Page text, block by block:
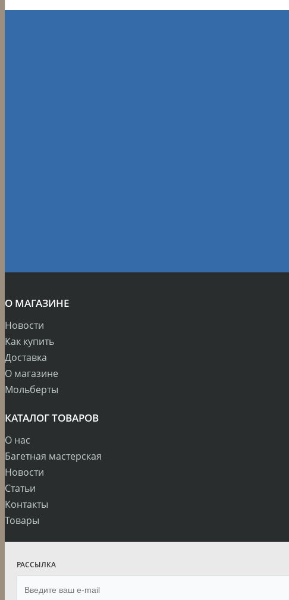
О МАГАЗИНЕ
Новости
Как купить
Доставка
О магазине
Мольберты
КАТАЛОГ ТОВАРОВ
О нас
Багетная мастерская
Новости
Статьи
Контакты
Товары
РАССЫЛКА